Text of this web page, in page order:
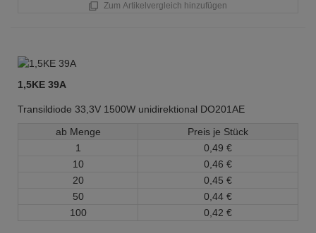
Zum Artikelvergleich hinzufügen
1,5KE 39A
Transildiode 33,3V 1500W unidirektional DO201AE
ab Menge
Preis je Stück
1
0, 49 €
10
0, 46 €
20
0, 45 €
50
0, 44 €
100
0, 42 €